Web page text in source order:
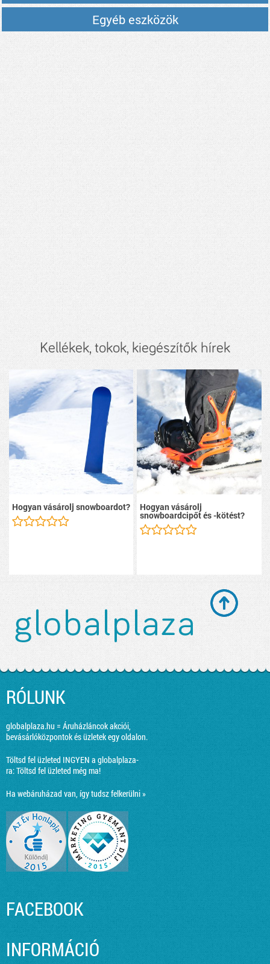
Egyéb eszközök
Kellékek, tokok, kiegészítők hírek
Hogyan vásárolj snowboardot? Hogyan vásárolj
snowboardcipőt és -kötést?
RÓLUNK
globalplaza.hu = Áruházláncok akciói,
bevásárlóközpontok és üzletek egy oldalon.
Töltsd fel üzleted INGYEN a globalplaza-
ra:Töltsd fel üzleted még ma!
Ha webáruházad van, így tudsz felkerülni »
FACEBOOK
INFORMÁCIÓ